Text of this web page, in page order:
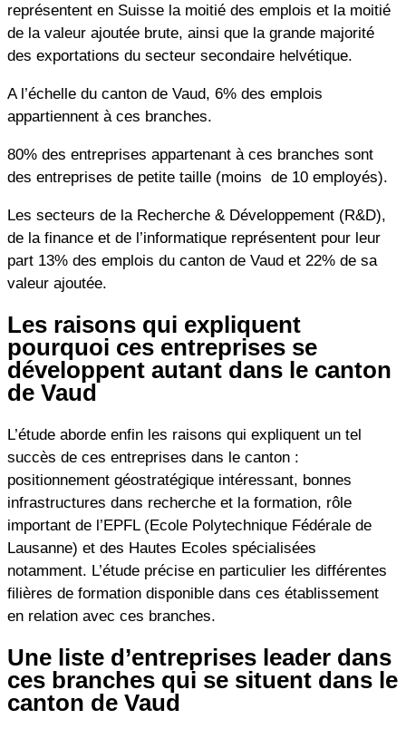
représentent en Suisse la moitié des emplois et la moitié
de la valeur ajoutée brute, ainsi que la grande majorité
des exportations du secteur secondaire helvétique.
A l’échelle du canton de Vaud, 6% des emplois
appartiennent à ces branches.
80% des entreprises appartenant à ces branches sont
des entreprises de petite taille (moins de 10 employés).
Les secteurs de la Recherche & Développement (R&D),
de la finance et de l’informatique représentent pour leur
part 13% des emplois du canton de Vaud et 22% de sa
valeur ajoutée.
Les raisons qui expliquent
pourquoi ces entreprises se
développent autant dans le canton
de Vaud
L’étude aborde enfin les raisons qui expliquent un tel
succès de ces entreprises dans le canton :
positionnement géostratégique intéressant, bonnes
infrastructures dans recherche et la formation, rôle
important de l’EPFL (Ecole Polytechnique Fédérale de
Lausanne) et des Hautes Ecoles spécialisées
notamment. L’étude précise en particulier les différentes
filières de formation disponible dans ces établissement
en relation avec ces branches.
Une liste d’entreprises leader dans
ces branches qui se situent dans le
canton de Vaud